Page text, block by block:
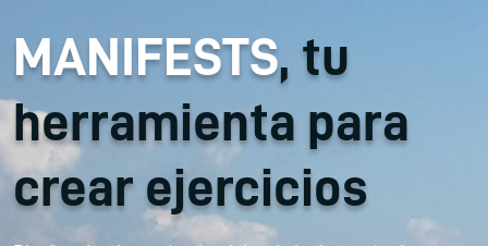
MANIFESTS, tu
herramienta para
crear ejercicios